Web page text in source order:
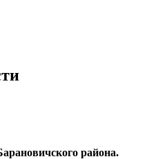
района.